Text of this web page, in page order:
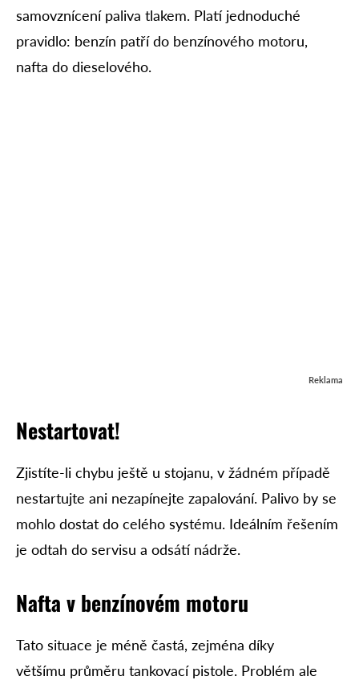
samovznícení paliva tlakem. Platí jednoduché
pravidlo: benzín patří do benzínového motoru,
nafta do dieselového.
Reklama
Nestartovat!
Zjistíte-li chybu ještě u stojanu, v žádném případě
nestartujte ani nezapínejte zapalování. Palivo by se
mohlo dostat do celého systému. Ideálním řešením
je odtah do servisu a odsátí nádrže.
Nafta v benzínovém motoru
Tato situace je méně častá, zejména díky
většímu průměru tankovací pistole. Problém ale